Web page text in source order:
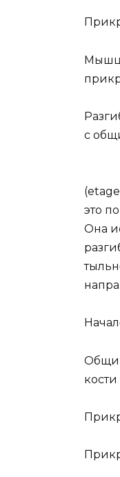
с
это
Она